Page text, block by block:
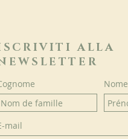
ALLA
Nome
mail